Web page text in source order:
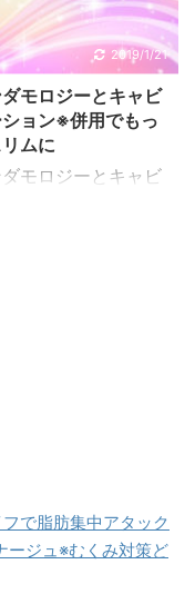
脂肪を溶かして排出
い状態に変えてく
のです。 体に危険
ない温度、41～42
を発生させること
るマシンです。 ラ
の出力の高いバー
2019/1/21
モロジーとキャビ
ョン※併用でもっ
ムに
モロジーとキャビ
う特徴があります
廃物が溜まってい
で脂肪集中アタック
ージュ※むくみ対策ど